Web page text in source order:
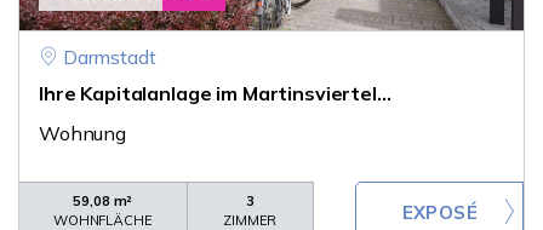
Darmstadt
Ihre Kapitalanlage im Martinsviertel...
Wohnung
59,08 m²
WOHNFLÄCHE
3
ZIMMER